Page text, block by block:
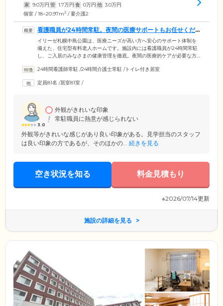
家 9.0万円 管 1.7万円 食 0万円 他 3.0万円
個室 / 18~20.97m2 / 要介護2
看護職員が24時間常駐。夜間の医療サポートもお任せくだ
さい
イリーゼ札幌中島公園は、医療ニーズが高い方へ安心のサポート体制を
備えた、住宅型有料老人ホームです。施設内には看護職員が24時間常駐
し、ご入居のみなさまの健康管理を徹底。夜間の医療的ケアが必要な方
もちろん、水分摂取の促しから服薬管理まで、責任をもってご対応。お
お一人おひとりの生活スタイルに合わせて適切なケアをご提案させてい
24時間看護師常駐 /24時間介護士常駐 /トイレ付き居室
定員81名 /居室81室 /
3.0
外観がきれいな印象
常駐職員に熱意が感じられない
外観等がきれいな感じがあり良い印象がある。見学担当のスタッフ
は良い印象の方であるが、そのほかの... 続きを見る
空き状況を知る 料金見積もり
※2026/07/14更新
施設の詳細を見る